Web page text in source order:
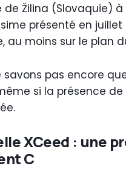
de Žilina (Slovaquie)
présenté en
au moins sur le plan
savons pas encore
si la présence
XCeed : une
C